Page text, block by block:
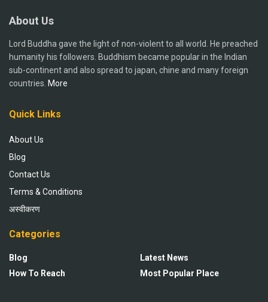
About Us
Lord Buddha gave the light of non-violent to all world. He preached
humanity his followers. Buddhism became popular in the Indian
sub-continent and also spread to japan, chine and many foreign
countries. More
Quick Links
About Us
Blog
Contact Us
Terms & Conditions
अस्वीकरण
Categories
Blog
How To Reach
Latest News
Most Popular Place